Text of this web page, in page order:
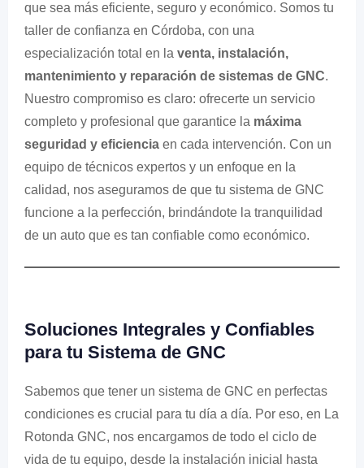
que sea más eficiente, seguro y económico. Somos tu
taller de confianza en Córdoba, con una
especialización total en la venta, instalación,
mantenimiento y reparación de sistemas de GNC.
Nuestro compromiso es claro: ofrecerte un servicio
completo y profesional que garantice la máxima
seguridad y eficiencia en cada intervención. Con un
equipo de técnicos expertos y un enfoque en la
calidad, nos aseguramos de que tu sistema de GNC
funcione a la perfección, brindándote la tranquilidad
de un auto que es tan confiable como económico.
Soluciones Integrales y Confiables
para tu Sistema de GNC
Sabemos que tener un sistema de GNC en perfectas
condiciones es crucial para tu día a día. Por eso, en La
Rotonda GNC, nos encargamos de todo el ciclo de
vida de tu equipo, desde la instalación inicial hasta